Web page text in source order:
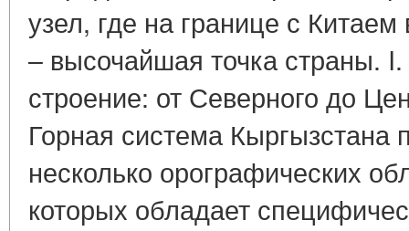
узел, где на границе с
– высочайшая точка страны.
строение: от Северного до
Горная система Кыргызстана
несколько орографических
которых обладает